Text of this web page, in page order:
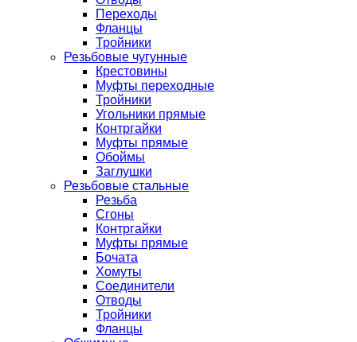
Переходы
Фланцы
Тройники
Резьбовые чугунные
Крестовины
Муфты переходные
Тройники
Угольники прямые
Контргайки
Муфты прямые
Обоймы
Заглушки
Резьбовые стальные
Резьба
Сгоны
Контргайки
Муфты прямые
Бочата
Хомуты
Соединители
Отводы
Тройники
Фланцы